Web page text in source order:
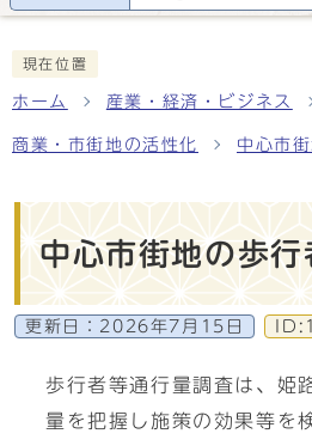
現在位置
ホーム 産業・経済・ビジネス
商業・市街地の活性化 中心市
中心市街地の歩行
更新日： 2026年7月15日
歩行者等通行量調査は、姫
量を把握し施策の効果等を